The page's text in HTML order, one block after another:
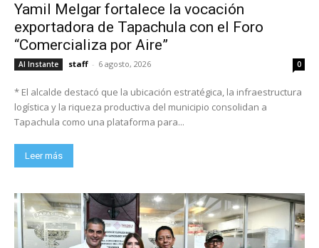
Yamil Melgar fortalece la vocación
exportadora de Tapachula con el Foro
“Comercializa por Aire”
Al Instante staff - 6 agosto, 2026 0
* El alcalde destacó que la ubicación estratégica, la infraestructura
logística y la riqueza productiva del municipio consolidan a
Tapachula como una plataforma para...
Leer más